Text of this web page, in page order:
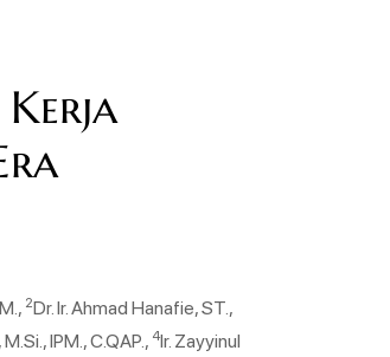
2Dr. Ir. Ahmad Hanafie, ST.,
IPM., C.QAP., 4Ir. Zayyinul